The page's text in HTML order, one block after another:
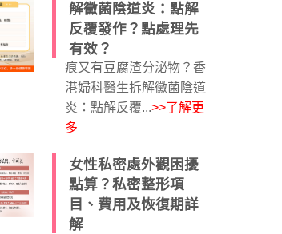
解黴菌陰道炎：點解
反覆發作？點處理先
有效？
痕又有豆腐渣分泌物？香
港婦科醫生拆解黴菌陰道
炎：點解反覆...>>了解更
多
女性私密處外觀困擾
點算？私密整形項
目、費用及恢復期詳
解